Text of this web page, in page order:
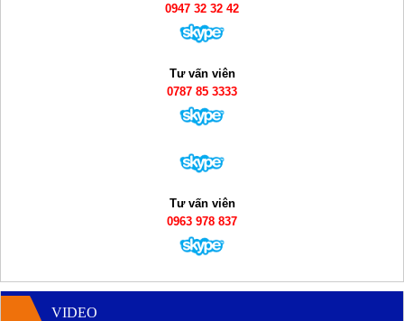
0947 32 32 42
Tư vấn viên
0787 85 3333
Tư vấn viên
0963 978 837
VIDEO